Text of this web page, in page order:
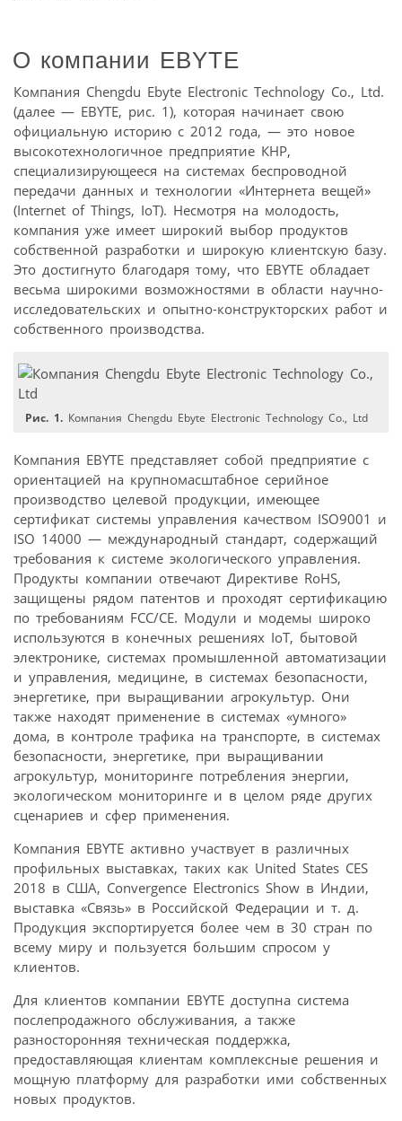
О компании EBYTE
Компания Chengdu Ebyte Electronic Technology Co., Ltd.
(далее — EBYTE, рис. 1), которая начинает свою
официальную историю с 2012 года, — это новое
высокотехнологичное предприятие КНР,
специализирующееся на системах беспроводной
передачи данных и технологии «Интернета вещей»
(Internet of Things, IoT). Несмотря на молодость,
компания уже имеет широкий выбор продуктов
собственной разработки и широкую клиентскую базу.
Это достигнуто благодаря тому, что EBYTE обладает
весьма широкими возможностями в области научно-
исследовательских и опытно-конструкторских работ и
собственного производства.
Рис. 1. Компания Chengdu Ebyte Electronic Technology Co., Ltd
Компания EBYTE представляет собой предприятие с
ориентацией на крупномасштабное серийное
производство целевой продукции, имеющее
сертификат системы управления качеством ISO9001 и
ISO 14000 — международный стандарт, содержащий
требования к системе экологического управления.
Продукты компании отвечают Директиве RoHS,
защищены рядом патентов и проходят сертификацию
по требованиям FCC/CE. Модули и модемы широко
используются в конечных решениях IoT, бытовой
электронике, системах промышленной автоматизации
и управления, медицине, в системах безопасности,
энергетике, при выращивании агрокультур. Они
также находят применение в системах «умного»
дома, в контроле трафика на транспорте, в системах
безопасности, энергетике, при выращивании
агрокультур, мониторинге потребления энергии,
экологическом мониторинге и в целом ряде других
сценариев и сфер применения.
Компания EBYTE активно участвует в различных
профильных выставках, таких как United States CES
2018 в США, Convergence Electronics Show в Индии,
выставка «Связь» в Российской Федерации и т. д.
Продукция экспортируется более чем в 30 стран по
всему миру и пользуется большим спросом у
клиентов.
Для клиентов компании EBYTE доступна система
послепродажного обслуживания, а также
разносторонняя техническая поддержка,
предоставляющая клиентам комплексные решения и
мощную платформу для разработки ими собственных
новых продуктов.